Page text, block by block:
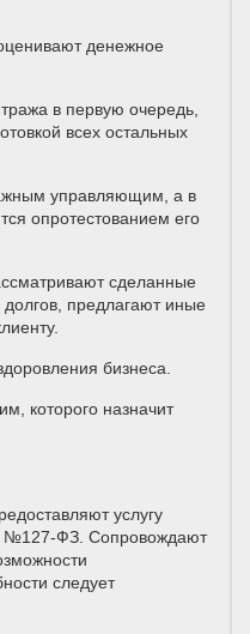
денежное
в первую очередь,
всех остальных
управляющим, а в
опротестованием его
сделанные
предлагают иные
бизнеса.
которого назначит
услугу
№127-ФЗ. Сопровождают
следует